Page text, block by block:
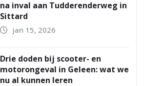
na inval aan Tudderenderweg in
Sittard
jan 15, 2026
Drie doden bij scooter- en
motorongeval in Geleen: wat we
nu al kunnen leren